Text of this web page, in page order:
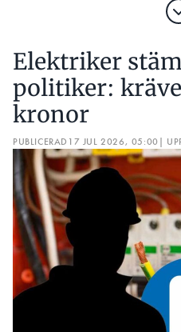
Elektriker
politiker:
kronor
PUBLICERAD 17 JUL 2026, 05:00 |